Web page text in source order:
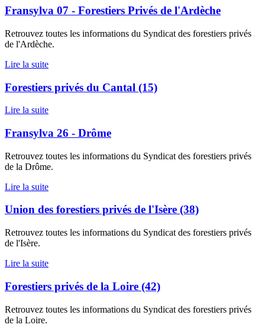
Fransylva 07 - Forestiers Privés de l'Ardèche
Retrouvez toutes les informations du Syndicat des forestiers privés
de l'Ardèche.
Lire la suite
Forestiers privés du Cantal (15)
Lire la suite
Fransylva 26 - Drôme
Retrouvez toutes les informations du Syndicat des forestiers privés
de la Drôme.
Lire la suite
Union des forestiers privés de l'Isère (38)
Retrouvez toutes les informations du Syndicat des forestiers privés
de l'Isère.
Lire la suite
Forestiers privés de la Loire (42)
Retrouvez toutes les informations du Syndicat des forestiers privés
de la Loire.